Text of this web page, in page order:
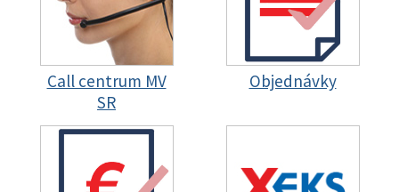
Call centrum MV
SR
Objednávky